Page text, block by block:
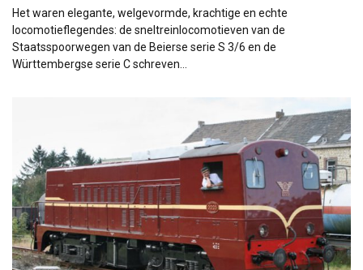
Het waren elegante, welgevormde, krachtige en echte
locomotieflegendes: de sneltreinlocomotieven van de
Staatsspoorwegen van de Beierse serie S 3/6 en de
Württembergse serie C schreven…